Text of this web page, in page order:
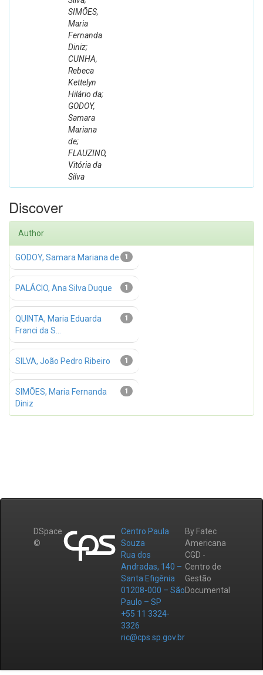
SIMÕES,
Maria
Fernanda
Diniz;
CUNHA,
Rebeca
Kettelyn
Hilário da;
GODOY,
Samara
Mariana
de;
FLAUZINO,
Vitória da
Silva
Discover
Author
1
GODOY, Samara Mariana de
1
PALÁCIO, Ana Silva Duque
1
QUINTA, Maria Eduarda
Franci da S...
1
SILVA, João Pedro Ribeiro
1
SIMÕES, Maria Fernanda
Diniz
DSpace
©
Centro Paula
Souza
Rua dos
Andradas, 140 –
Santa Efigênia
01208-000 – São
Paulo – SP
+55 11 3324-
3326
ric@cps.sp.gov.br
By Fatec
Americana
CGD -
Centro de
Gestão
Documental